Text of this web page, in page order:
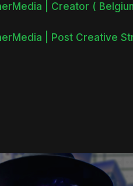
| Creator (
| Post Creative